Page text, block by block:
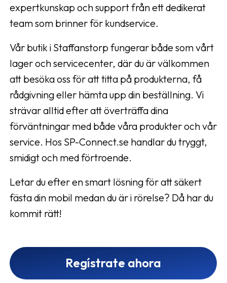
expertkunskap och support från ett dedikerat
team som brinner för kundservice.
Vår butik i Staffanstorp fungerar både som vårt
lager och servicecenter, där du är välkommen
att besöka oss för att titta på produkterna, få
rådgivning eller hämta upp din beställning. Vi
strävar alltid efter att överträffa dina
förväntningar med både våra produkter och vår
service. Hos SP-Connect.se handlar du tryggt,
smidigt och med förtroende.
Letar du efter en smart lösning för att säkert
fästa din mobil medan du är i rörelse? Då har du
kommit rätt!
Regístrate ahora